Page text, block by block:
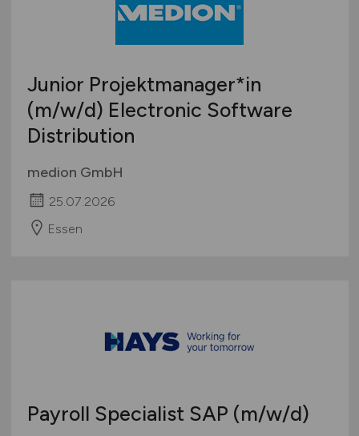
Junior Projektmanager*in
(m/w/d) Electronic Software
Distribution
medion GmbH
25.07.2026
Essen
Payroll Specialist SAP (m/w/d)